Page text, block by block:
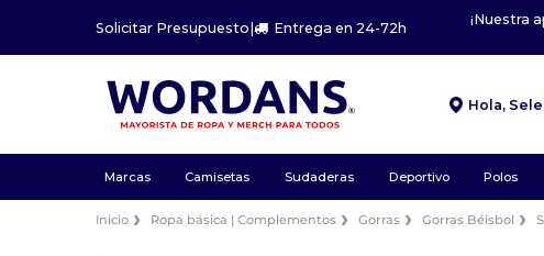
Solicitar Presupuesto| Entrega en 24-72h
¡Nuestra
Hola,
Marcas Camisetas Sudaderas Deportivo Polos
Inicio Ropa básica | Complementos Gorras Gorras Béisbol